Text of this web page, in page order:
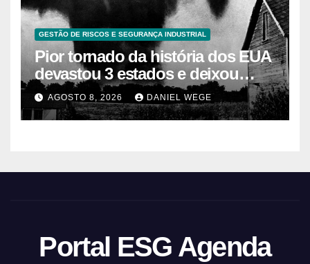
GESTÃO DE RISCOS E SEGURANÇA INDUSTRIAL
Pior tornado da história dos EUA
devastou 3 estados e deixou
centenas de mortos
AGOSTO 8, 2026 DANIEL WEGE
Portal ESG Agenda